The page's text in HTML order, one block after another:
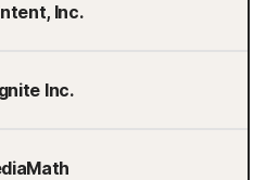
Inc.
Inc.